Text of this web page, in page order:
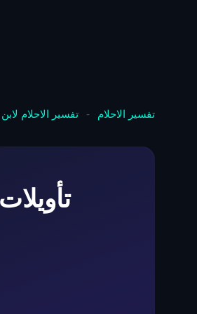
تفسير الاحلام - تفسير الاحلام